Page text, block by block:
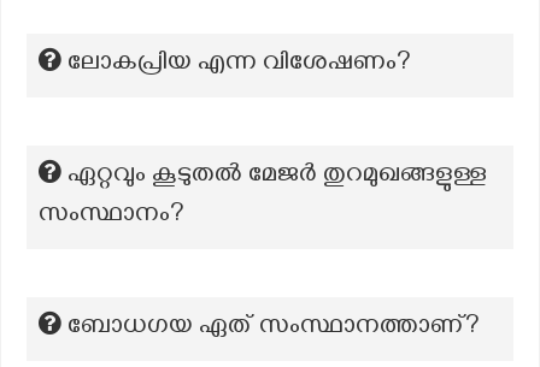
ലോകപ്രിയ എന്ന വിശേഷണം?
ഏറ്റവും കൂടുതൽ മേജർ തുറമുഖങ്ങളുള്ള
സംസ്ഥാനം?
ബോധഗയ ഏത് സംസ്ഥാനത്താണ്?